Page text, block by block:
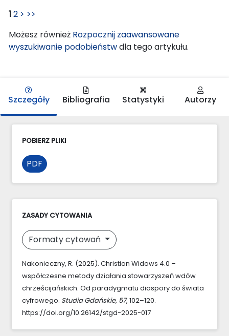
12 > >>
Możesz również Rozpocznij zaawansowane
wyszukiwanie podobieństwdla tego artykułu.
Szczegóły Bibliografia Statystyki Autorzy
POBIERZ PLIKI
PDF
ZASADY CYTOWANIA
Formaty cytowań
Nakonieczny, R. (2025). Christian Widows 4.0 –
współczesne metody działania stowarzyszeń wdów
chrześcijańskich. Od paradygmatu diaspory do świata
cyfrowego. Studia Gdańskie, 57, 102–120.
https://doi.org/10.26142/stgd-2025-017